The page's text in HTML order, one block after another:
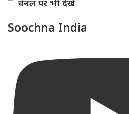
चैनल पर भी देखें
Soochna India